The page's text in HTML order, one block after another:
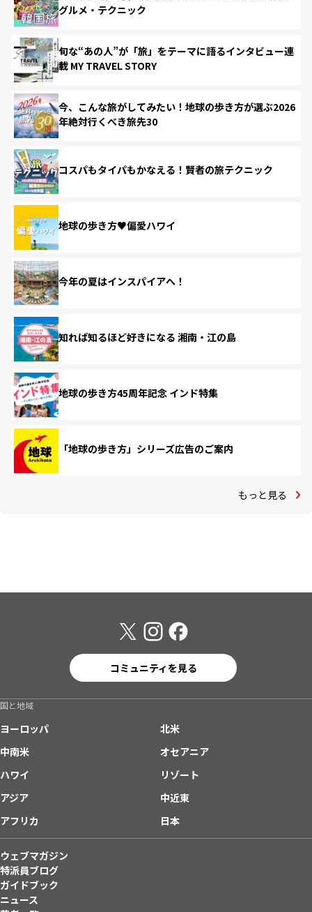
グルメ・テクニック
旬な“あの人”が「旅」をテーマに語るインタビュー連
載 MY TRAVEL STORY
今、こんな旅がしてみたい！地球の歩き方が選ぶ2026
年絶対行くべき旅先30
コスパもタイパもかなえる！賢者の旅テクニック
地球の歩き方♥偏愛ハワイ
今年の夏はインスパイアへ！
知れば知るほど好きになる 湘南・江の島
地球の歩き方45周年記念 インド特集
「地球の歩き方」シリーズ広告のご案内
もっと見る
コミュニティを見る
国と地域
ヨーロッパ
北米
中南米
オセアニア
ハワイ
リゾート
アジア
中近東
アフリカ
日本
ウェブマガジン
特派員ブログ
ガイドブック
ニュース